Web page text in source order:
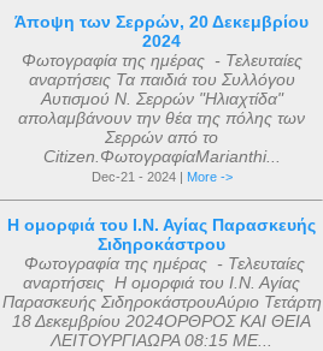
Άποψη των Σερρών, 20 Δεκεμβρίου
2024
Φωτογραφία της ημέρας - Τελευταίες
αναρτήσεις Τα παιδιά του Συλλόγου
Αυτισμού Ν. Σερρών "Ηλιαχτίδα"
απολαμβάνουν την θέα της πόλης των
Σερρών από το
Citizen.ΦωτογραφίαMarianthi...
Dec-21 - 2024 | More ->
Η ομορφιά του Ι.Ν. Αγίας Παρασκευής
Σιδηροκάστρου
Φωτογραφία της ημέρας - Τελευταίες
αναρτήσεις Η ομορφιά του Ι.Ν. Αγίας
Παρασκευής ΣιδηροκάστρουΑύριο Τετάρτη
18 Δεκεμβρίου 2024ΟΡΘΡΟΣ ΚΑΙ ΘΕΙΑ
ΛΕΙΤΟΥΡΓΙΑΩΡΑ 08:15 ΜΕ...